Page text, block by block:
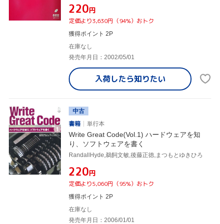
¥220円
定価より3,630円（94%）おトク
獲得ポイント 2P
在庫なし
発売年月日：2002/05/01
入荷したら知りたい
中古
書籍
単行本
Write Great Code(Vol.1) ハードウェアを知
り、ソフトウェアを書く
RandallHyde,鵜飼文敏,後藤正徳,まつもとゆきひろ
¥220円
定価より5,060円（95%）おトク
獲得ポイント 2P
在庫なし
発売年月日：2006/01/01